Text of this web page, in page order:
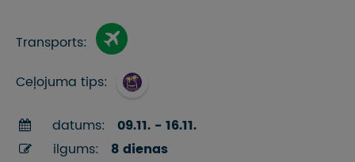
Transports:
Ceļojuma tips:
datums:
09.11. - 16.11.
ilgums:
8 dienas